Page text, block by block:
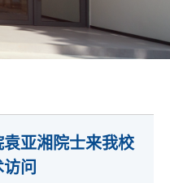
亚湘院士来我校
问